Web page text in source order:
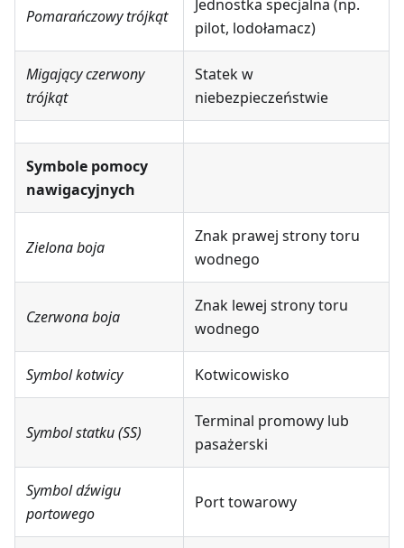
Pomarańczowy trójkąt
Jednostka specjalna (np.
pilot, lodołamacz)
Migający czerwony
trójkąt
Statek w
niebezpieczeństwie
Symbole pomocy
nawigacyjnych
Zielona boja
Znak prawej strony toru
wodnego
Czerwona boja
Znak lewej strony toru
wodnego
Symbol kotwicy Kotwicowisko
Symbol statku (SS)
Terminal promowy lub
pasażerski
Symbol dźwigu
portowego
Port towarowy